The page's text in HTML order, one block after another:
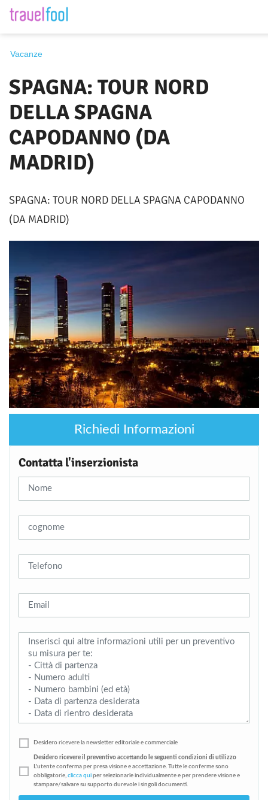
Periodo
Vacanze
SPAGNA: TOUR NORD
DELLA SPAGNA
CAPODANNO (DA
MADRID)
SPAGNA: TOUR NORD DELLA SPAGNA CAPODANNO
(DA MADRID)
Richiedi Informazioni
Contatta l'inserzionista
Desidero ricevere la newsletter editoriale e commerciale
Desidero ricevere il preventivo accettando le seguenti condizioni di utilizzo
L'utente conferma per presa visione e accettazione. Tutte le conferme sono
obbligatorie, clicca qui per selezionarle individualmente e per prendere visione e
stampare/salvare su supporto durevole i singoli documenti.